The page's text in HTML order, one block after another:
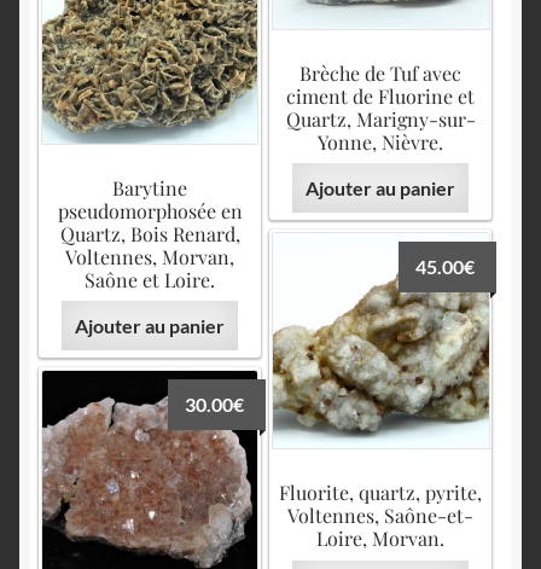
Brèche de Tuf avec
ciment de Fluorine et
Quartz, Marigny-sur-
Yonne, Nièvre.
Ajouter au panier
Barytine
pseudomorphosée en
Quartz, Bois Renard,
Voltennes, Morvan,
Saône et Loire.
Ajouter au panier
Fluorite, quartz, pyrite,
Voltennes, Saône-et-
Loire, Morvan.
45.00€
30.00€